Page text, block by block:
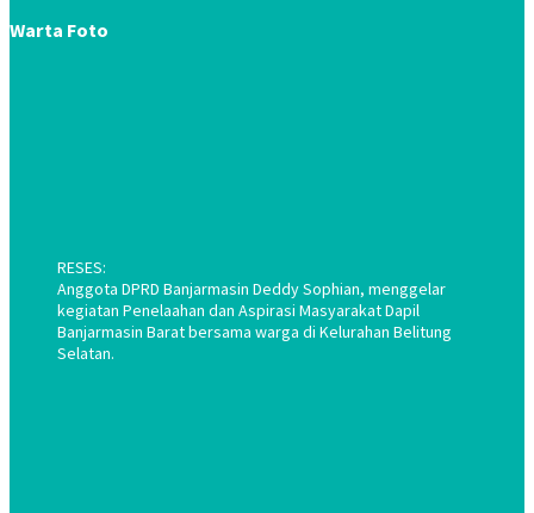
Warta Foto
RESES:
Anggota DPRD Banjarmasin Deddy Sophian, menggelar
kegiatan Penelaahan dan Aspirasi Masyarakat Dapil
Banjarmasin Barat bersama warga di Kelurahan Belitung
Selatan.